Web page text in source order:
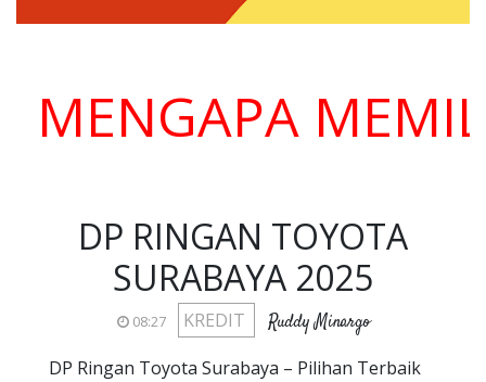
MEMILIH
DP RINGAN TOYOTA
SURABAYA 2025
08:27 KREDIT Ruddy Minargo
DP Ringan Toyota Surabaya – Pilihan Terbaik